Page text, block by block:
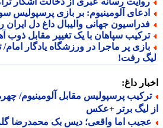
آلومینیوم: بر بازی پرسپولیس سوار
جهانی والیبال داغ دل ایران را
سپاهان با یک تغییر مقابل ذوب آهن
پر ماجرا در ورزشگاه یادگار امام/
رفت!
داغ:
پرسپولیس مقابل آلومینیوم/ چهره
لیگ برتر +عکس
اما واقعی؛ دیس بک محمدرضا گلزار